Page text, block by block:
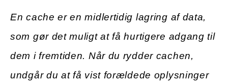
En cache er en midlertidig lagring af data,
som gør det muligt at få hurtigere adgang til
dem i fremtiden. Når du rydder cachen,
undgår du at få vist forældede oplysninger